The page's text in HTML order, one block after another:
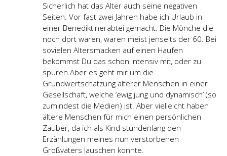
Sicherlich hat das Alter auch seine negativen
Seiten. Vor fast zwei Jahren habe ich Urlaub in
einer Benediktinerabtei gemacht. Die Mönche die
noch dort waren, waren meist jenseits der 60. Bei
sovielen Altersmacken auf einen Haufen
bekommst Du das schon intensiv mit, oder zu
spüren.Aber es geht mir um die
Grundwertschätzung älterer Menschen in einer
Gesellschaft, welche ‘ewig jung und dynamisch’ (so
zumindest die Medien) ist. Aber vielleicht haben
ältere Menschen für mich einen persönlichen
Zauber, da ich als Kind stundenlang den
Erzählungen meines nun verstorbenen
Großvaters lauschen konnte.